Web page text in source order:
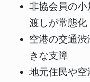
非協会員の
渡しが常態化
空港の交通
きな支障
地元住民や空